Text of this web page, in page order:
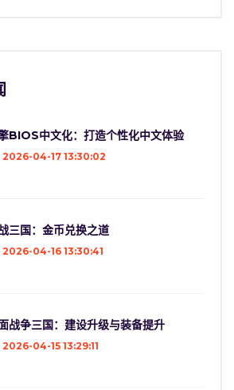
BIOS中文化：打造个性化中文体验
2026-04-17 13:30:02
三国：金币兑换之道
2026-04-16 13:30:41
战争三国：建设升级与装备提升
2026-04-15 13:29:11